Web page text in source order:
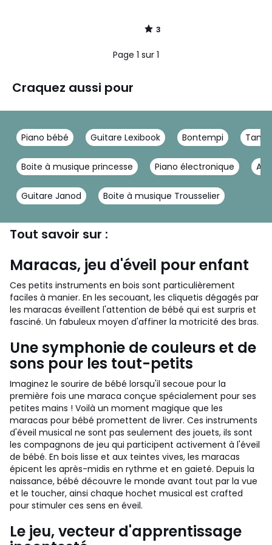
3
/
Page 1 sur 1
Craquez aussi pour
Piano bébé Guitare Lexibook Bontempi
Boite à musique princesse Piano électronique
Guitare Janod Boite à musique Trousselier
Tout savoir sur :
Maracas, jeu d'éveil pour enfant
Ces petits instruments en bois sont particulièrement
faciles à manier. En les secouant, les cliquetis dégagés par
les maracas éveillent l'attention de bébé qui est surpris et
fasciné. Un fabuleux moyen d'affiner la motricité des bras.
Une symphonie de couleurs et de
sons pour les tout-petits
Imaginez le sourire de bébé lorsqu'il secoue pour la
première fois une maraca conçue spécialement pour ses
petites mains ! Voilà un moment magique que les
maracas pour bébé promettent de livrer. Ces instruments
d'éveil musical ne sont pas seulement des jouets, ils sont
les compagnons de jeu qui participent activement à l'éveil
de bébé. En bois lisse et aux teintes vives, les maracas
épicent les après-midis en rythme et en gaieté. Depuis la
naissance, bébé découvre le monde avant tout par la vue
et le toucher, ainsi chaque hochet musical est crafted
pour stimuler ces sens en éveil.
Le jeu, vecteur d'apprentissage